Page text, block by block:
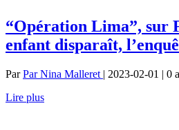
“Opération Lima”, sur
enfant disparaît,
ParPar Nina Malleret | 2023-02-01 | 0
Lire plus